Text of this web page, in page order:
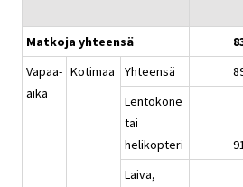
Matkoja yhteensä
Vapaa-
aika
Kotimaa Yhteensä
Lentokone
tai
helikopteri
Laiva,